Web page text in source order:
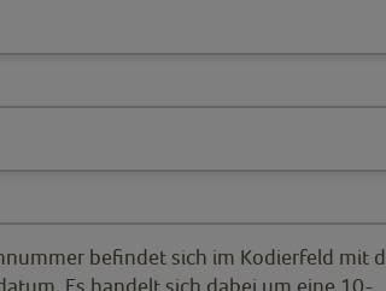
befindet sich im Kodierfeld mit
Es handelt sich dabei um eine 10-